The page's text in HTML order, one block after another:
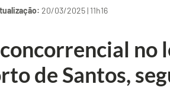
20/03/2025 | 11h16
no
de Santos,